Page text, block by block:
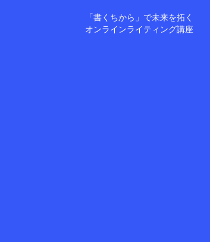
「書くちから」で未来を拓く
オンラインライティング講座